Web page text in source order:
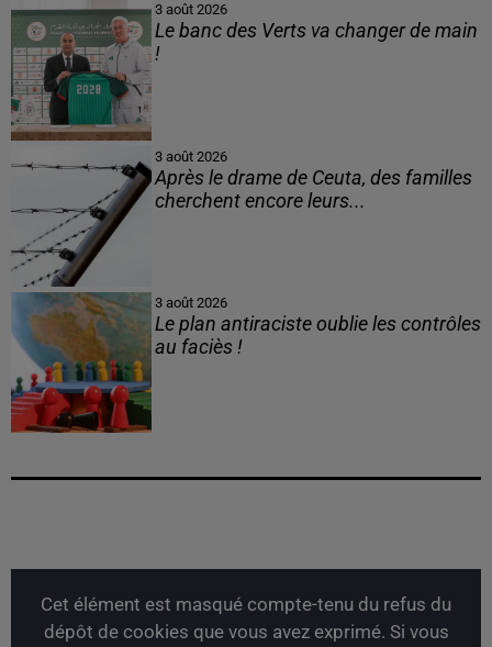
3 août 2026
Le banc des Verts va changer de main
!
3 août 2026
Après le drame de Ceuta, des familles
cherchent encore leurs...
3 août 2026
Le plan antiraciste oublie les contrôles
au faciès !
Cet élément est masqué compte-tenu du refus du
dépôt de cookies que vous avez exprimé. Si vous